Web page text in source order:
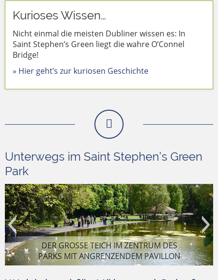
Kurioses Wissen…
Nicht einmal die meisten Dubliner wissen es: In
Saint Stephen’s Green liegt die wahre O’Connel
Bridge!
» Hier geht’s zur kuriosen Geschichte
Unterwegs im Saint Stephen’s Green
Park
DER GROSSE TEICH IM ZENTRUM DES P
ARKS MIT ANGRENZENDEM PAVILLON